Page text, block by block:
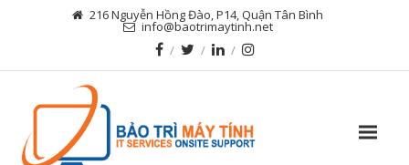
216 Nguyễn Hồng Đào, P14, Quận Tân Bình
info@baotrimaytinh.net